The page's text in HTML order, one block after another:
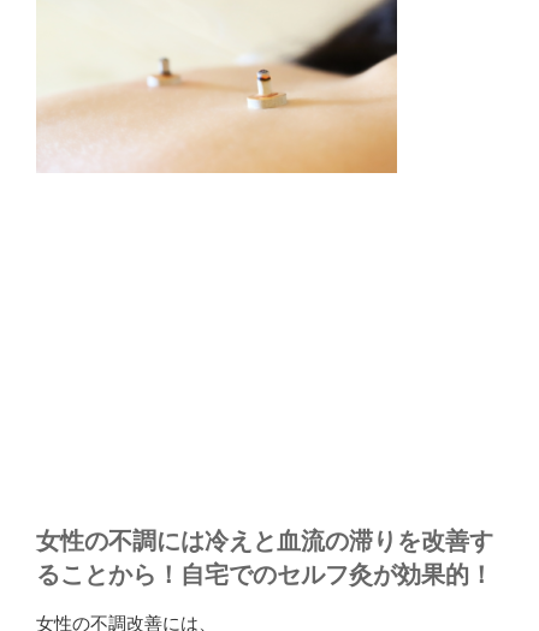
女性の不調には冷えと血流の滞りを改善す
ることから！自宅でのセルフ灸が効果的！
女性の不調改善には、